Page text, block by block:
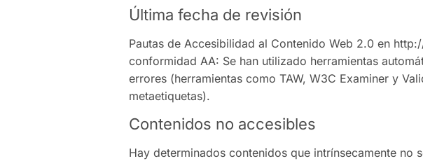
Última fecha de revisión
Pautas de Accesibilidad al Contenido Web 2.0 en
conformidad AA: Se han utilizado herramientas
errores (herramientas como TAW, W3C Examiner y
metaetiquetas).
Contenidos no accesibles
Hay determinados contenidos que intrínsecamente